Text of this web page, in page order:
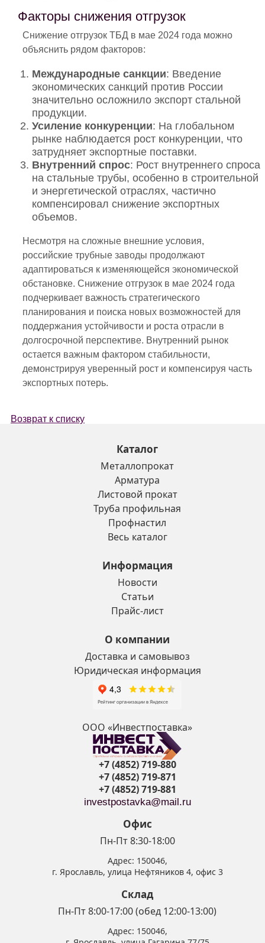
Факторы снижения отгрузок
Снижение отгрузок ТБД в мае 2024 года можно
объяснить рядом факторов:
Международные санкции: Введение
экономических санкций против России
значительно осложнило экспорт стальной
продукции.
Усиление конкуренции: На глобальном
рынке наблюдается рост конкуренции, что
затрудняет экспортные поставки.
Внутренний спрос: Рост внутреннего спроса
на стальные трубы, особенно в строительной
и энергетической отраслях, частично
компенсировал снижение экспортных
объемов.
Несмотря на сложные внешние условия,
российские трубные заводы продолжают
адаптироваться к изменяющейся экономической
обстановке. Снижение отгрузок в мае 2024 года
подчеркивает важность стратегического
планирования и поиска новых возможностей для
поддержания устойчивости и роста отрасли в
долгосрочной перспективе. Внутренний рынок
остается важным фактором стабильности,
демонстрируя уверенный рост и компенсируя часть
экспортных потерь.
Возврат к списку
Каталог
Металлопрокат
Арматура
Листовой прокат
Труба профильная
Профнастил
Весь каталог
Информация
Новости
Статьи
Прайс-лист
О компании
Доставка и самовывоз
Юридическая информация
ООО «Инвестпоставка»
+7 (4852) 719-880
+7 (4852) 719-871
+7 (4852) 719-881
investpostavka@mail.ru
Офис
Пн-Пт 8:30-18:00
Адрес: 150046,
г. Ярославль, улица Нефтяников 4, офис 3
Склад
Пн-Пт 8:00-17:00 (обед 12:00-13:00)
Адрес: 150046,